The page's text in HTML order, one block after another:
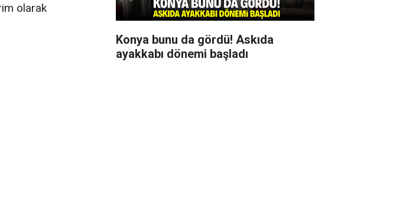
olarak
Konya bunu da gördü! Askıda
ayakkabı dönemi başladı